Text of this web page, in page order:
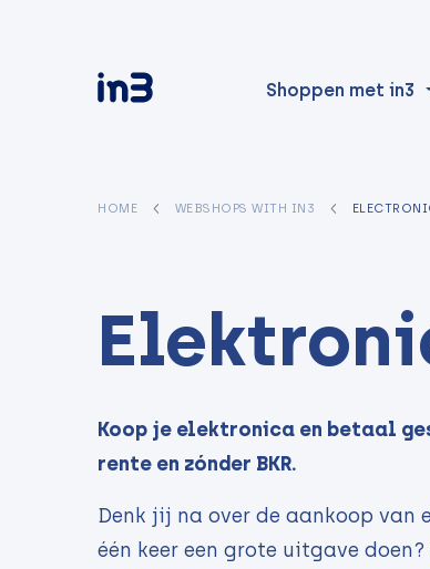
Shoppen met in3
HOME WEBSHOPS WITH IN3
Koop je elektronica en betaal
rente en zónder BKR.
Denk jij na over de aankoop
één keer een grote uitgave